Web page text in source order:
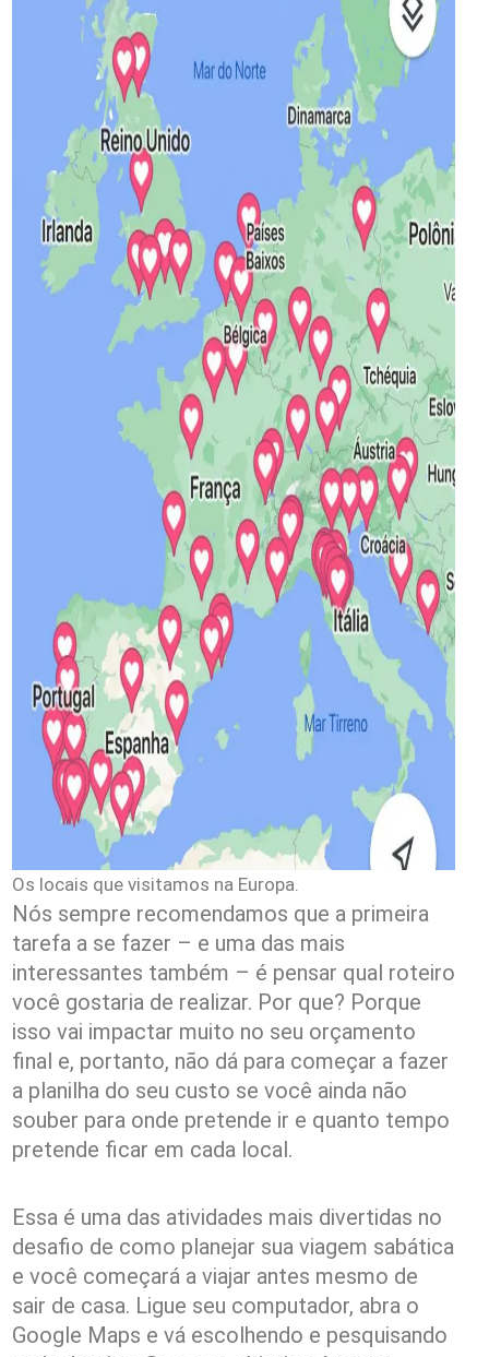
Os locais que visitamos na Europa.
Nós sempre recomendamos que a primeira
tarefa a se fazer – e uma das mais
interessantes também – é pensar qual roteiro
você gostaria de realizar. Por que? Porque
isso vai impactar muito no seu orçamento
final e, portanto, não dá para começar a fazer
a planilha do seu custo se você ainda não
souber para onde pretende ir e quanto tempo
pretende ficar em cada local.
Essa é uma das atividades mais divertidas no
desafio de como planejar sua viagem sabática
e você começará a viajar antes mesmo de
sair de casa. Ligue seu computador, abra o
Google Maps e vá escolhendo e pesquisando